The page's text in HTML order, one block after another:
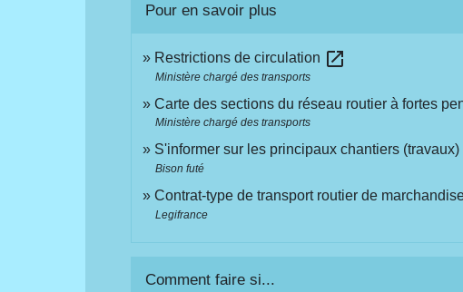
Pour en savoir plus
Restrictions de circulation open_in_new
Ministère chargé des transports
Carte des sections du réseau routier à fortes
Ministère chargé des transports
S'informer sur les principaux chantiers
Bison futé
Contrat-type de transport routier de
Legifrance
Comment faire si...